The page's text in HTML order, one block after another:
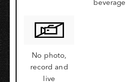
beverage
No photo,
record and
live